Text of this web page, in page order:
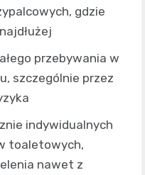
gdzie
przebywania w
szczególnie przez
indywidualnych
toaletowych,
nawet z